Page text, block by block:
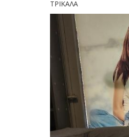
ΤΡΙΚΑΛΑ